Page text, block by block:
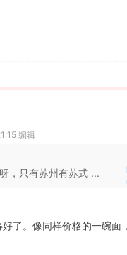
编辑
，只有苏州有苏式 ...
了。像同样价格的一碗面